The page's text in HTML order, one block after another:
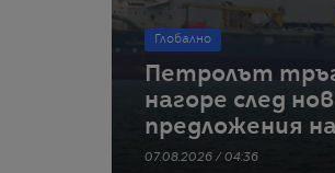
Глобално
Петролът
нагоре след
предложения
Иран за
07.08.2026 / 04:36